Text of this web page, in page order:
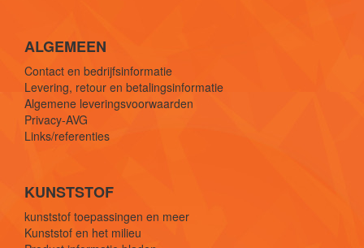
ALGEMEEN
Contact en bedrijfsinformatie
Levering, retour en betalingsinformatie
Algemene leveringsvoorwaarden
Privacy-AVG
Links/referenties
KUNSTSTOF
kunststof toepassingen en meer
Kunststof en het milieu